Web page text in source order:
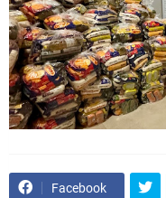
Facebook